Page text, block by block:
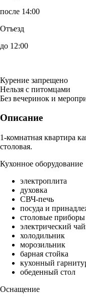
после 14:00
Отъезд
до 12:00
Курение запрещено
Нельзя с питомцами
Без вечеринок и
Описание
1-комнатная квартира
столовая.
Кухонное оборудование
электроплита
духовка
СВЧ-печь
посуда и
столовые приборы
электрический
холодильник
морозильник
барная стойка
кухонный
обеденный стол
Оснащение